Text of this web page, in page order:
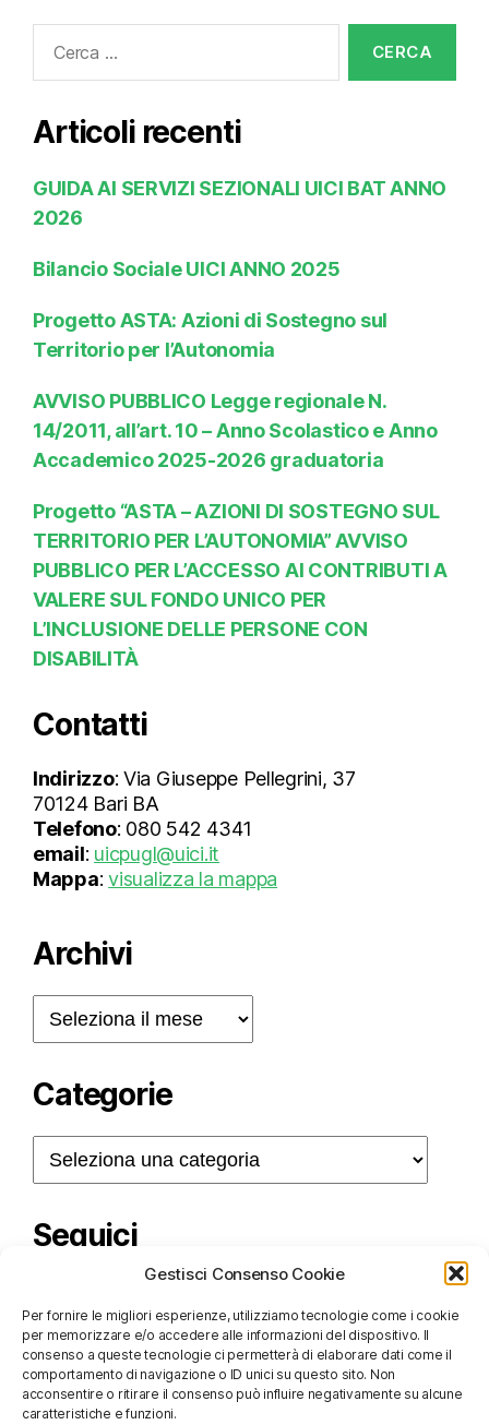
Gestisci Consenso Cookie
Per fornire le migliori esperienze, utilizziamo tecnologie come i cookie
per memorizzare e/o accedere alle informazioni del dispositivo. Il
consenso a queste tecnologie ci permetterà di elaborare dati come il
comportamento di navigazione o ID unici su questo sito. Non
acconsentire o ritirare il consenso può influire negativamente su alcune
caratteristiche e funzioni.
Articoli recenti
GUIDA AI SERVIZI SEZIONALI UICI BAT ANNO
2026
Bilancio Sociale UICI ANNO 2025
Progetto ASTA: Azioni di Sostegno sul
Territorio per l’Autonomia
AVVISO PUBBLICO Legge regionale N.
14/2011, all’art. 10 – Anno Scolastico e Anno
Accademico 2025-2026 graduatoria
Progetto “ASTA – AZIONI DI SOSTEGNO SUL
TERRITORIO PER L’AUTONOMIA” AVVISO
PUBBLICO PER L’ACCESSO AI CONTRIBUTI A
VALERE SUL FONDO UNICO PER
L’INCLUSIONE DELLE PERSONE CON
DISABILITÀ
Contatti
Indirizzo: Via Giuseppe Pellegrini, 37
70124 Bari BA
Telefono: 080 542 4341
email: uicpugl@uici.it
Mappa:visualizza la mappa
Archivi
Categorie
Seguici